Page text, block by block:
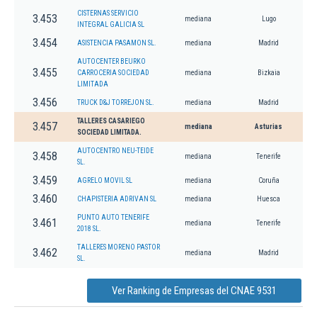
3.453
CISTERNAS SERVICIO
INTEGRAL GALICIA SL
mediana Lugo
3.454 ASISTENCIA PASAMON SL. mediana Madrid
3.455
AUTOCENTER BEURKO
CARROCERIA SOCIEDAD
LIMITADA
mediana Bizkaia
3.456 TRUCK D&J TORREJON SL. mediana Madrid
3.457
TALLERES CASARIEGO
SOCIEDAD LIMITADA.
mediana Asturias
3.458
AUTOCENTRO NEU-TEIDE
SL.
mediana Tenerife
3.459 AGRELO MOVIL SL mediana Coruña
3.460 CHAPISTERIA ADRIVAN SL mediana Huesca
3.461
PUNTO AUTO TENERIFE
2018 SL.
mediana Tenerife
3.462
TALLERES MORENO PASTOR
SL.
mediana Madrid
Ver Ranking de Empresas del CNAE 9531